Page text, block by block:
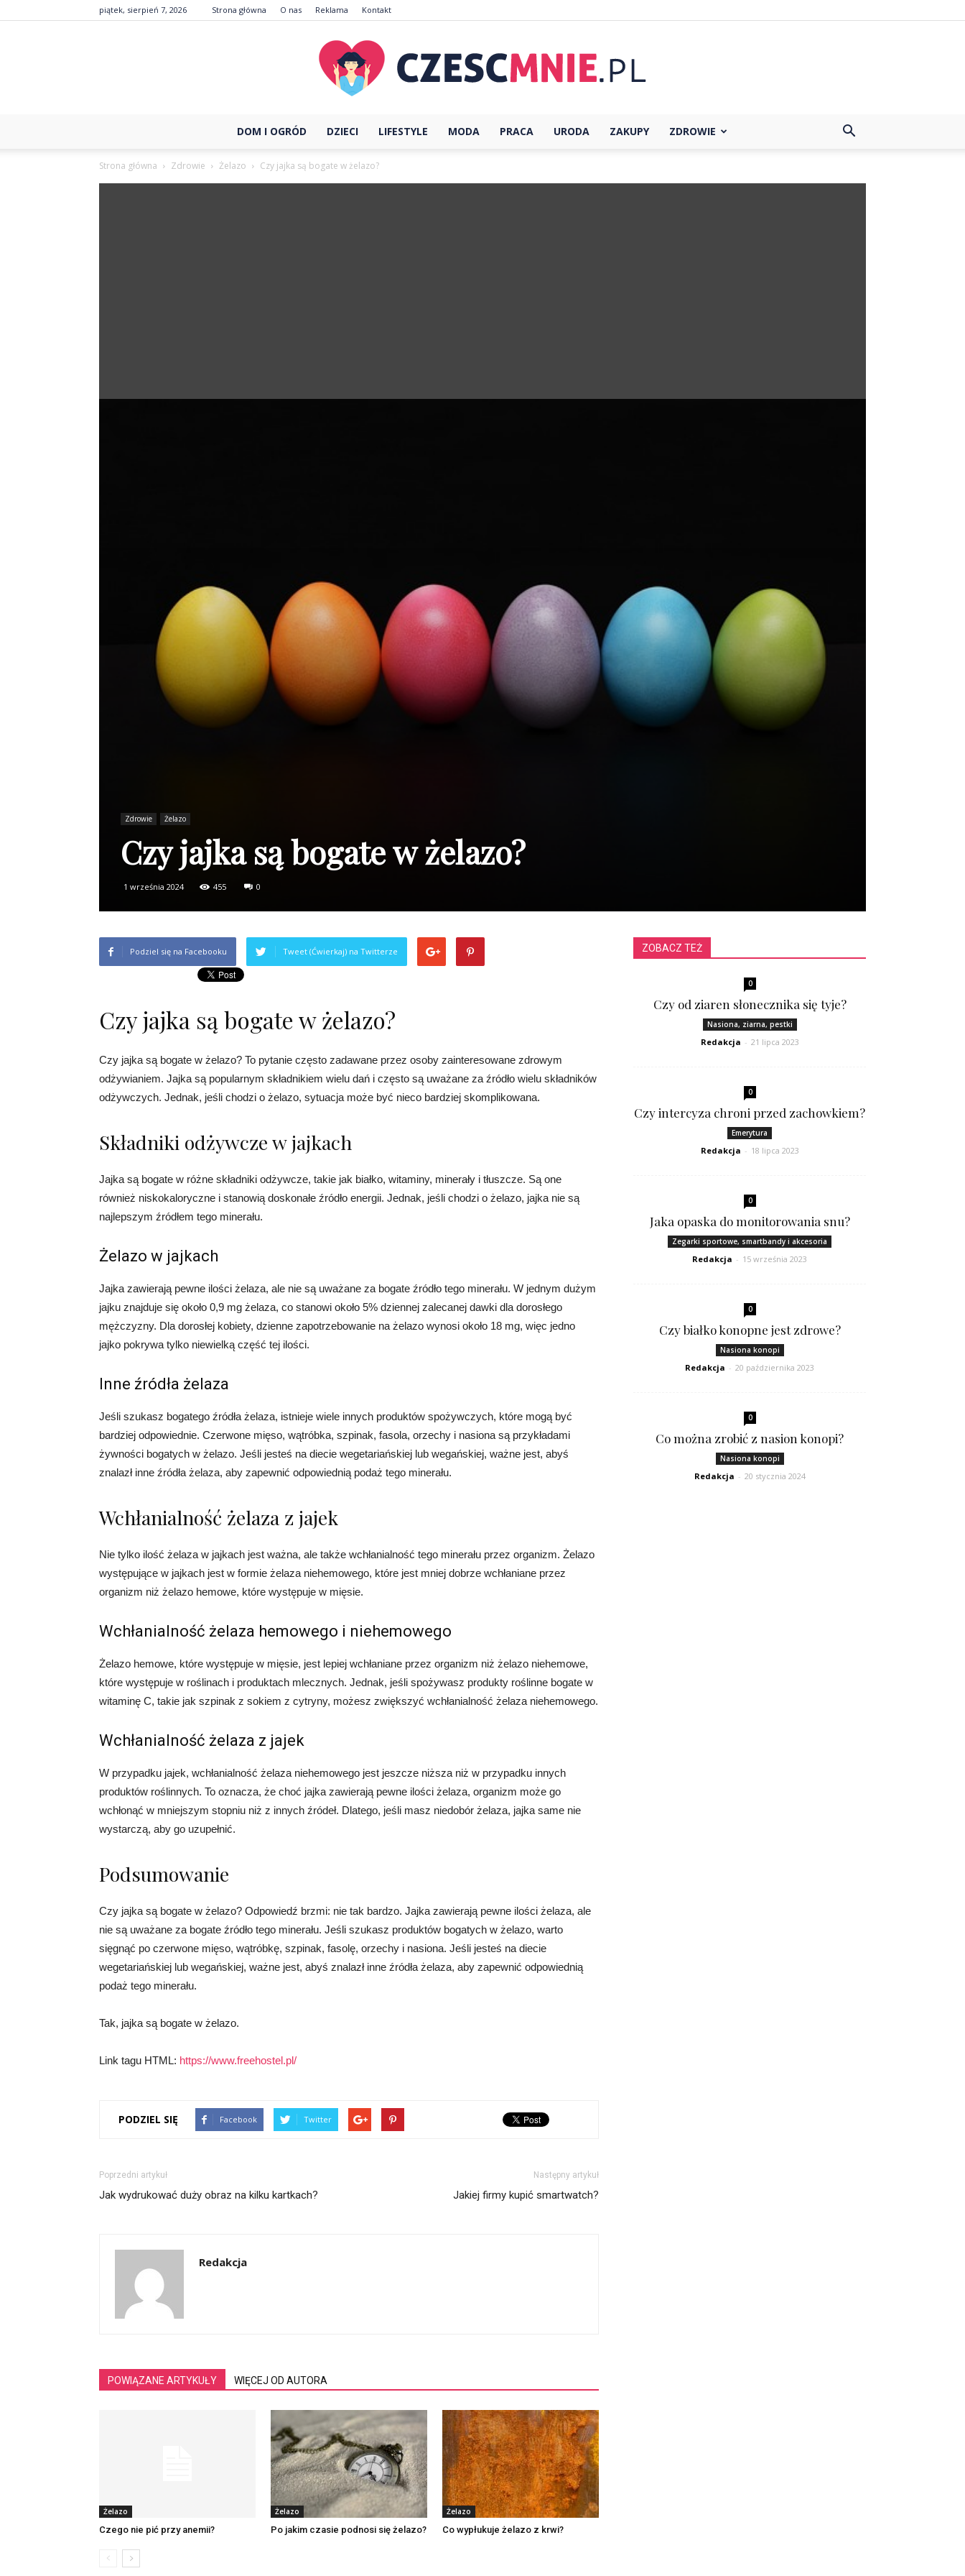
piątek, sierpień 7, 2026 Strona główna O nas Reklama Kontakt
DOM I OGRÓD DZIECI LIFESTYLE MODA PRACA URODA ZAKUPY ZDROWIE
Strona główna Zdrowie Żelazo Czy jajka są bogate w żelazo?
Zdrowie Żelazo
Czy jajka są bogate w żelazo?
1 września 2024 455 0
Podziel się na Facebooku Tweet (Ćwierkaj) na Twitterze
Czy jajka są bogate w żelazo?
Czy jajka są bogate w żelazo? To pytanie często zadawane przez osoby zainteresowane zdrowym
odżywianiem. Jajka są popularnym składnikiem wielu dań i często są uważane za źródło wielu składników
odżywczych. Jednak, jeśli chodzi o żelazo, sytuacja może być nieco bardziej skomplikowana.
Składniki odżywcze w jajkach
Jajka są bogate w różne składniki odżywcze, takie jak białko, witaminy, minerały i tłuszcze. Są one
również niskokaloryczne i stanowią doskonałe źródło energii. Jednak, jeśli chodzi o żelazo, jajka nie są
najlepszym źródłem tego minerału.
Żelazo w jajkach
Jajka zawierają pewne ilości żelaza, ale nie są uważane za bogate źródło tego minerału. W jednym dużym
jajku znajduje się około 0,9 mg żelaza, co stanowi około 5% dziennej zalecanej dawki dla dorosłego
mężczyzny. Dla dorosłej kobiety, dzienne zapotrzebowanie na żelazo wynosi około 18 mg, więc jedno
jajko pokrywa tylko niewielką część tej ilości.
Inne źródła żelaza
Jeśli szukasz bogatego źródła żelaza, istnieje wiele innych produktów spożywczych, które mogą być
bardziej odpowiednie. Czerwone mięso, wątróbka, szpinak, fasola, orzechy i nasiona są przykładami
żywności bogatych w żelazo. Jeśli jesteś na diecie wegetariańskiej lub wegańskiej, ważne jest, abyś
znalazł inne źródła żelaza, aby zapewnić odpowiednią podaż tego minerału.
Wchłanialność żelaza z jajek
Nie tylko ilość żelaza w jajkach jest ważna, ale także wchłanialność tego minerału przez organizm. Żelazo
występujące w jajkach jest w formie żelaza niehemowego, które jest mniej dobrze wchłaniane przez
organizm niż żelazo hemowe, które występuje w mięsie.
Wchłanialność żelaza hemowego i niehemowego
Żelazo hemowe, które występuje w mięsie, jest lepiej wchłaniane przez organizm niż żelazo niehemowe,
które występuje w roślinach i produktach mlecznych. Jednak, jeśli spożywasz produkty roślinne bogate w
witaminę C, takie jak szpinak z sokiem z cytryny, możesz zwiększyć wchłanialność żelaza niehemowego.
Wchłanialność żelaza z jajek
W przypadku jajek, wchłanialność żelaza niehemowego jest jeszcze niższa niż w przypadku innych
produktów roślinnych. To oznacza, że ​​choć jajka zawierają pewne ilości żelaza, organizm może go
wchłonąć w mniejszym stopniu niż z innych źródeł. Dlatego, jeśli masz niedobór żelaza, jajka same nie
wystarczą, aby go uzupełnić.
Podsumowanie
Czy jajka są bogate w żelazo? Odpowiedź brzmi: nie tak bardzo. Jajka zawierają pewne ilości żelaza, ale
nie są uważane za bogate źródło tego minerału. Jeśli szukasz produktów bogatych w żelazo, warto
sięgnąć po czerwone mięso, wątróbkę, szpinak, fasolę, orzechy i nasiona. Jeśli jesteś na diecie
wegetariańskiej lub wegańskiej, ważne jest, abyś znalazł inne źródła żelaza, aby zapewnić odpowiednią
podaż tego minerału.
Tak, jajka są bogate w żelazo.
Link tagu HTML: https://www.freehostel.pl/
PODZIEL SIĘ Facebook Twitter
Poprzedni artykuł
Jak wydrukować duży obraz na kilku kartkach?
Następny artykuł
Jakiej firmy kupić smartwatch?
Redakcja
POWIĄZANE ARTYKUŁY WIĘCEJ OD AUTORA
Żelazo
Czego nie pić przy anemii?
Żelazo
Po jakim czasie podnosi się żelazo?
Żelazo
Co wypłukuje żelazo z krwi?
ZOBACZ TEŻ
0
Czy od ziaren słonecznika się tyje?
Nasiona, ziarna, pestki
Redakcja - 21 lipca 2023
0
Czy intercyza chroni przed zachowkiem?
Emerytura
Redakcja - 18 lipca 2023
0
Jaka opaska do monitorowania snu?
Zegarki sportowe, smartbandy i akcesoria
Redakcja - 15 września 2023
0
Czy białko konopne jest zdrowe?
Nasiona konopi
Redakcja - 20 października 2023
0
Co można zrobić z nasion konopi?
Nasiona konopi
Redakcja - 20 stycznia 2024